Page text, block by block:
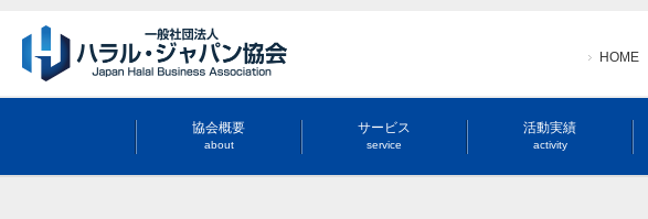
HOME
協会概要
about
サービス
service
活動実績
activity